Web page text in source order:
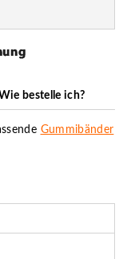
bestelle ich?
Gummibänder